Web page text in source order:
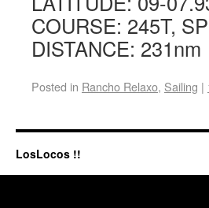
COURSE: 245T,
DISTANCE: 231nm
Posted in Rancho Relaxo, Sailing |
LosLocos !!